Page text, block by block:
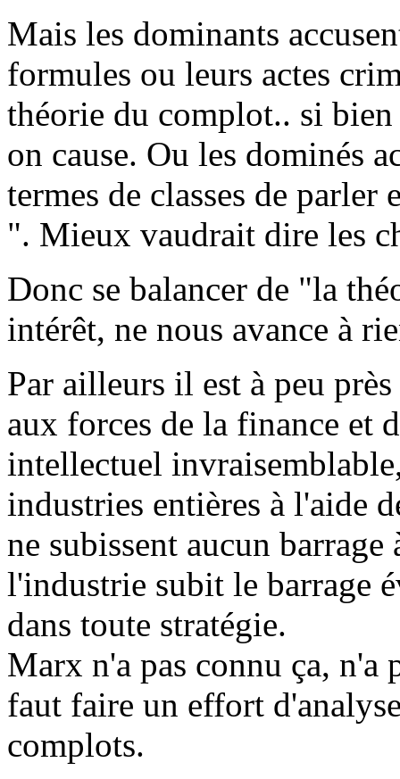
Mais les dominants
formules ou leurs actes
théorie du complot.. si
on cause. Ou les dominés
termes de classes de
". Mieux vaudrait dire les
Donc se balancer de "la
intérêt, ne nous avance à
Par ailleurs il est à peu
aux forces de la finance et
intellectuel
industries entières à l'aide
ne subissent aucun
l'industrie subit le barrage
dans toute stratégie.
Marx n'a pas connu ça,
faut faire un effort
complots.